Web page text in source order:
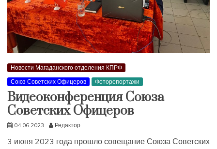
Новости Магаданского отделения КПРФ
Союз Советских Офицеров
Фоторепортажи
Видеоконференция Союза
Советских Офицеров
04.06.2023 Редактор
3 июня 2023 года прошло совещание Союза Советских